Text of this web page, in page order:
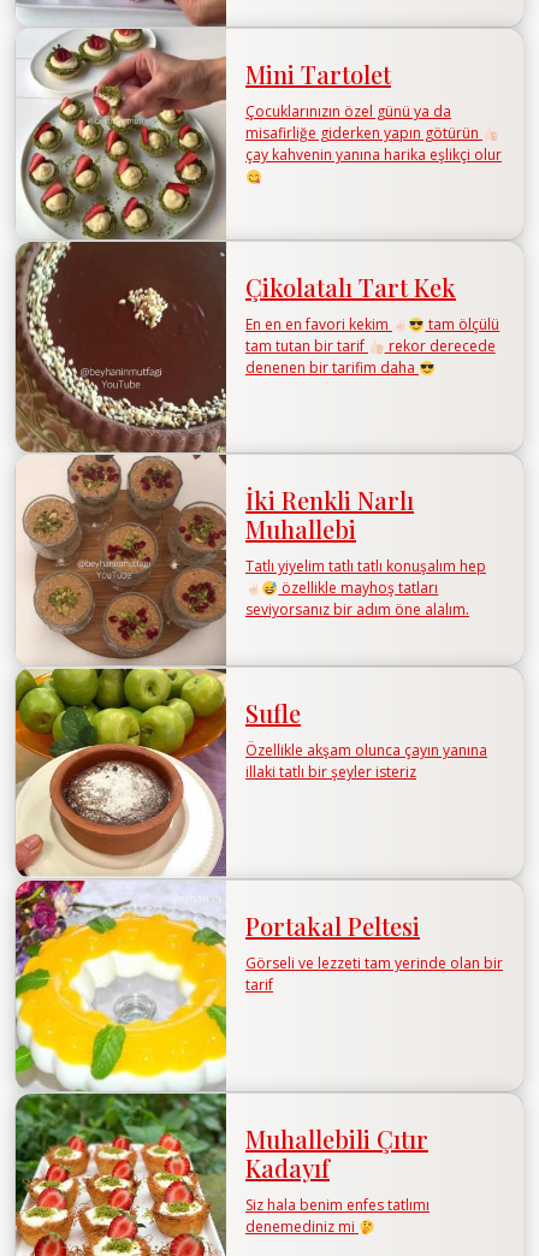
Mini Tartolet
Çocuklarınızın özel günü ya da
misafirliğe giderken yapın götürün
çay kahvenin yanına harika eşlikçi olur
Çikolatalı Tart Kek
En en en favori kekim
tam ölçülü
tam tutan bir tarif
rekor derecede
denenen bir tarifim daha
İki Renkli Narlı
Muhallebi
Tatlı yiyelim tatlı tatlı konuşalım hep
özellikle mayhoş tatları
seviyorsanız bir adım öne alalım.
Sufle
Özellikle akşam olunca çayın yanına
illaki tatlı bir şeyler isteriz
Portakal Peltesi
Görseli ve lezzeti tam yerinde olan bir
tarif
Muhallebili Çıtır
Kadayıf
Siz hala benim enfes tatlımı
denemediniz mi